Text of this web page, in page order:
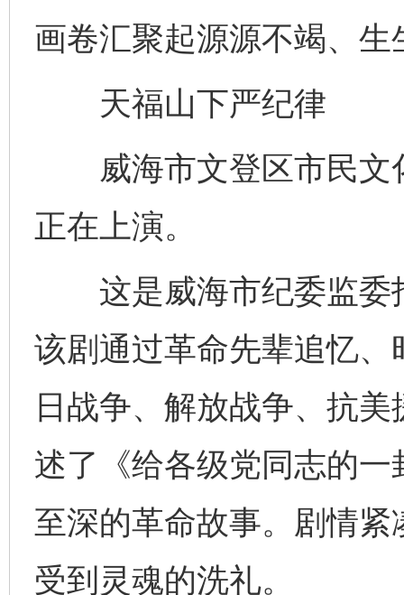
画卷汇聚起源源不竭、
天福山下严纪律
威海市文登区市民文
正在上演。
这是威海市纪委监委
该剧通过革命先辈追忆
日战争、解放战争、抗
述了《给各级党同志的
至深的革命故事。剧情
受到灵魂的洗礼。